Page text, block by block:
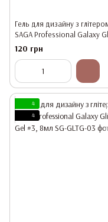
Гель для дизайну з
SAGA Professional Galaxy
Gel #1, 8мл
120 грн
4
4